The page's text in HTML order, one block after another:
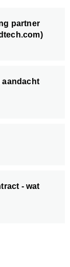
partner
aandacht
- wat